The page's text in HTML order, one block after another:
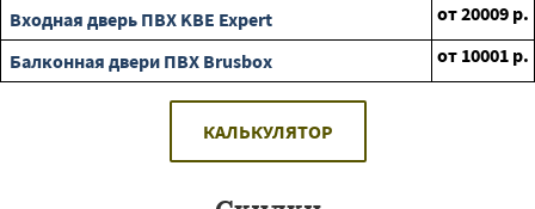
Входная дверь ПВХ KBE Expert
от20009 р.
Балконная двери ПВХ Brusbox
от 10001 р.
КАЛЬКУЛЯТОР